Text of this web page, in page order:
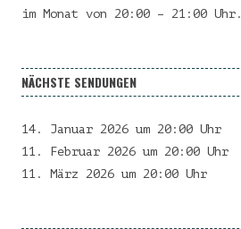
im Monat von 20:00 – 21:00 Uhr.
NÄCHSTE SENDUNGEN
14. Januar 2026 um 20:00 Uhr
11. Februar 2026 um 20:00 Uhr
11. März 2026 um 20:00 Uhr